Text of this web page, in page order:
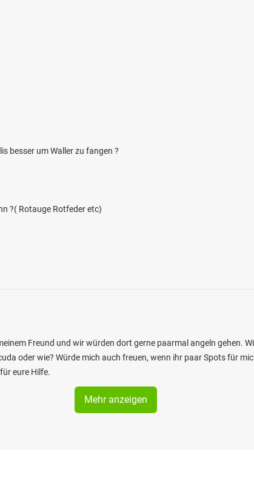
besser um Waller zu fangen ?
?( Rotauge Rotfeder etc)
Freund und wir würden dort gerne paarmal angeln gehen.
oder wie? Würde mich auch freuen, wenn ihr paar Spots für
eure Hilfe.
Mehr anzeigen